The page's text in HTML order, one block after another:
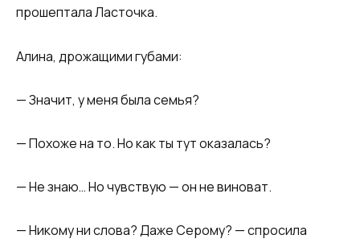
прошептала Ласточка.
Алина, дрожащими губами:
— Значит, у меня была семья?
— Похоже на то. Но как ты тут оказалась?
— Не знаю… Но чувствую — он не виноват.
— Никому ни слова? Даже Серому? — спросила